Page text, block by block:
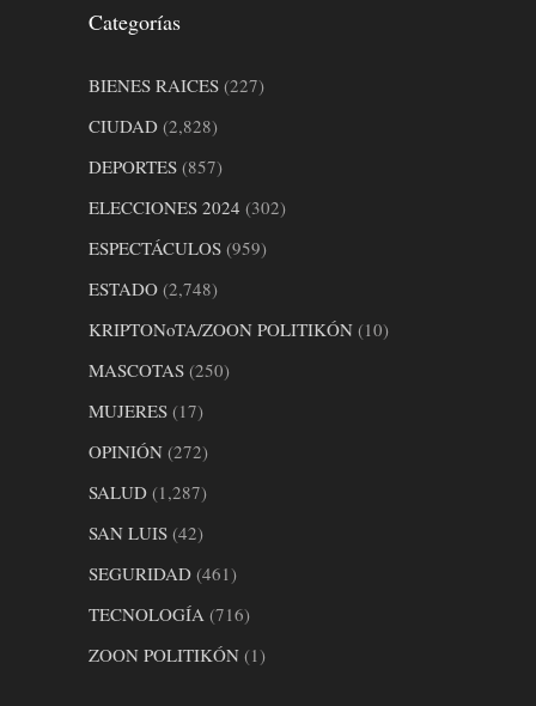
Categorías
BIENES RAICES (227)
CIUDAD (2,828)
DEPORTES (857)
ELECCIONES 2024 (302)
ESPECTÁCULOS (959)
ESTADO (2,748)
KRIPTONoTA/ZOON POLITIKÓN (10)
MASCOTAS (250)
MUJERES (17)
OPINIÓN (272)
SALUD (1,287)
SAN LUIS (42)
SEGURIDAD (461)
TECNOLOGÍA (716)
ZOON POLITIKÓN (1)